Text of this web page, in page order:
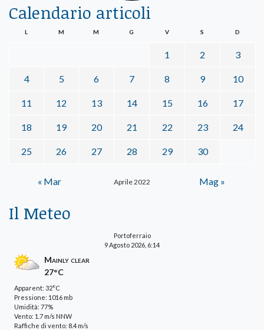
Calendario articoli
Aprile 2022
L M M G V S D
1 2 3
4 5 6 7 8 9 10
11 12 13 14 15 16 17
18 19 20 21 22 23 24
25 26 27 28 29 30
« Mar Mag »
Il Meteo
Portoferraio
9 Agosto 2026, 6:14
Mainly clear
27°C
Apparent: 32°C
Pressione: 1016 mb
Umidità: 77%
Vento: 1.7 m/s NNW
Raffiche di vento: 8.4 m/s